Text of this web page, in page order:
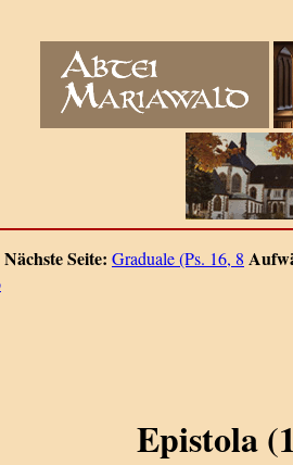
Nächste Seite: Graduale (Ps. 16, 8
Epistola